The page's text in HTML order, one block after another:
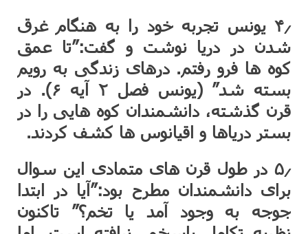
۴٫ یونس تجربه خود را به هنگام غرق
شدن در دریا نوشت و گفت:”تا عمق
کوه ها فرو رفتم. درهای زندگی به رویم
بسته شد” (یونس فصل ۲ آیه ۶). در
قرن گذشته، دانشمندان کوه هایی را در
بستر دریاها و اقیانوس ها کشف کردند.
۵٫ در طول قرن های متمادی این سوال
برای دانشمندان مطرح بود:”آیا در ابتدا
جوجه به وجود آمد یا تخم؟” تاکنون